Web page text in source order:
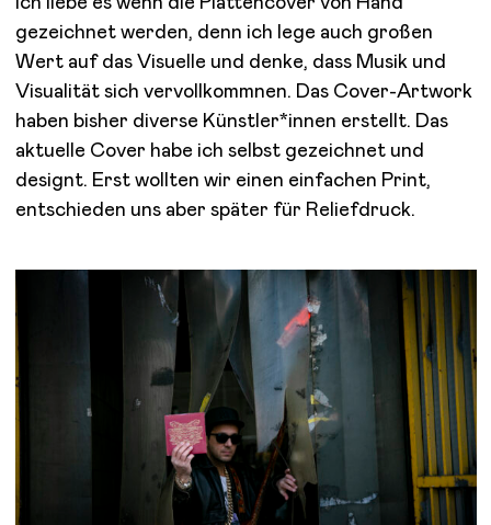
gezeichnet werden, denn ich lege auch großen
Wert auf das Visuelle und denke, dass Musik und
Visualität sich vervollkommnen. Das Cover-Artwork
haben bisher diverse Künstler*innen erstellt. Das
aktuelle Cover habe ich selbst gezeichnet und
designt. Erst wollten wir einen einfachen Print,
entschieden uns aber später für Reliefdruck.